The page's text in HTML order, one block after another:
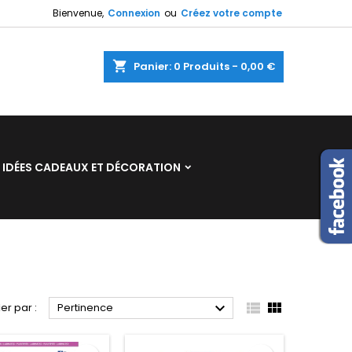
Bienvenue, Connexion ou Créez votre compte
shopping_cart Panier: 0 Produits - 0,00 €
IDÉES CADEAUX ET DÉCORATION
par : Pertinence   